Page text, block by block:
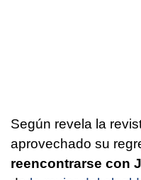
Según revela la
aprovechado su
reencontrarse con